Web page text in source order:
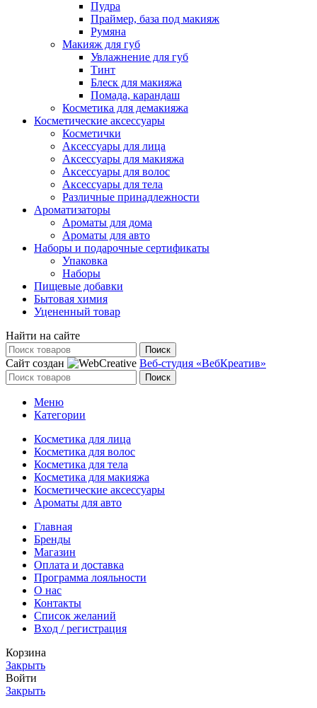
Пудра
Праймер, база под макияж
Румяна
Макияж для губ
Увлажнение для губ
Тинт
Блеск для макияжа
Помада, карандаш
Косметика для демакияжа
Косметические аксессуары
Косметички
Аксессуары для лица
Аксессуары для макияжа
Аксессуары для волос
Аксессуары для тела
Различные принадлежности
Ароматизаторы
Ароматы для дома
Ароматы для авто
Наборы и подарочные сертификаты
Упаковка
Наборы
Пищевые добавки
Бытовая химия
Уцененный товар
Найти на сайте
Поиск
Сайт создан Веб-студия «ВебКреатив»
Поиск
Меню
Категории
Косметика для лица
Косметика для волос
Косметика для тела
Косметика для макияжа
Косметические аксессуары
Ароматы для авто
Главная
Бренды
Магазин
Оплата и доставка
Программа лояльности
О нас
Контакты
Список желаний
Вход / регистрация
Корзина
Закрыть
Войти
Закрыть